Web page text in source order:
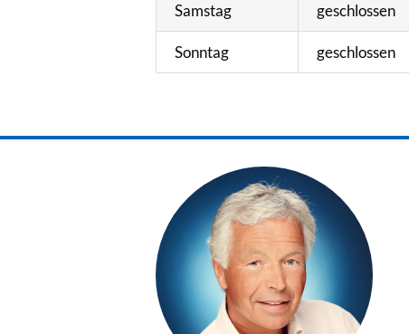
Samstag geschlossen
Sonntag geschlossen